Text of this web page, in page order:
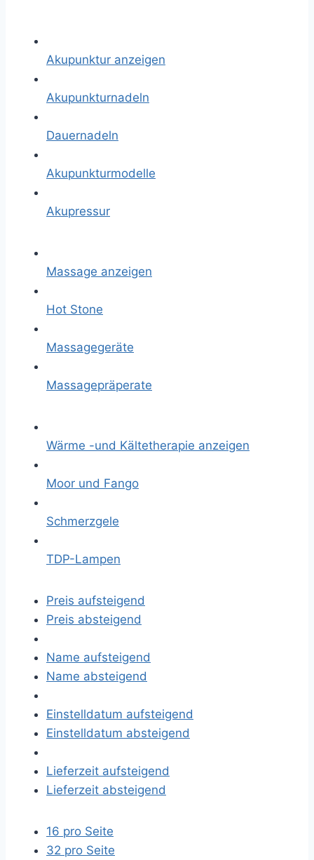
Akupunktur anzeigen
Akupunkturnadeln
Dauernadeln
Akupunkturmodelle
Akupressur
Massage anzeigen
Hot Stone
Massagegeräte
Massagepräperate
Wärme -und Kältetherapie anzeigen
Moor und Fango
Schmerzgele
TDP-Lampen
Preis aufsteigend
Preis absteigend
Name aufsteigend
Name absteigend
Einstelldatum aufsteigend
Einstelldatum absteigend
Lieferzeit aufsteigend
Lieferzeit absteigend
16 pro Seite
32 pro Seite